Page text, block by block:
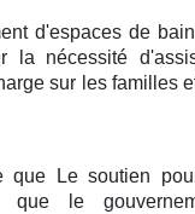
d'espaces de
la nécessité
sur les familles
que Le soutien
que le